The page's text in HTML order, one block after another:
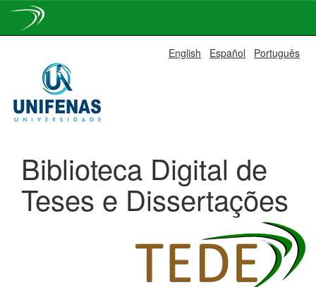
navigation
English Español Português
Biblioteca Digital de
Teses e Dissertações